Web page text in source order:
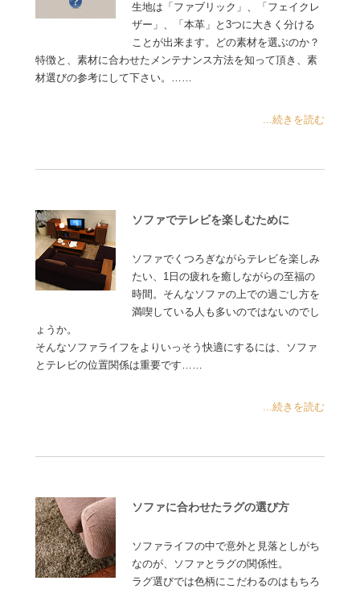
生地は「ファブリック」、「フェイクレ
ザー」、「本革」と3つに大きく分ける
ことが出来ます。どの素材を選ぶのか？
特徴と、素材に合わせたメンテナンス方法を知って頂き、素
材選びの参考にして下さい。……
...続きを読む
ソファでテレビを楽しむために
ソファでくつろぎながらテレビを楽しみ
たい、1日の疲れを癒しながらの至福の
時間。そんなソファの上での過ごし方を
満喫している人も多いのではないのでし
ょうか。
そんなソファライフをよりいっそう快適にするには、ソファ
とテレビの位置関係は重要です……
...続きを読む
ソファに合わせたラグの選び方
ソファライフの中で意外と見落としがち
なのが、ソファとラグの関係性。
ラグ選びでは色柄にこだわるのはもちろ